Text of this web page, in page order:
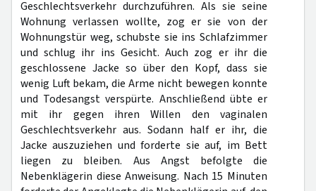
Geschlechtsverkehr durchzuführen. Als sie seine
Wohnung verlassen wollte, zog er sie von der
Wohnungstür weg, schubste sie ins Schlafzimmer
und schlug ihr ins Gesicht. Auch zog er ihr die
geschlossene Jacke so über den Kopf, dass sie
wenig Luft bekam, die Arme nicht bewegen konnte
und Todesangst verspürte. Anschließend übte er
mit ihr gegen ihren Willen den vaginalen
Geschlechtsverkehr aus. Sodann half er ihr, die
Jacke auszuziehen und forderte sie auf, im Bett
liegen zu bleiben. Aus Angst befolgte die
Nebenklägerin diese Anweisung. Nach 15 Minuten